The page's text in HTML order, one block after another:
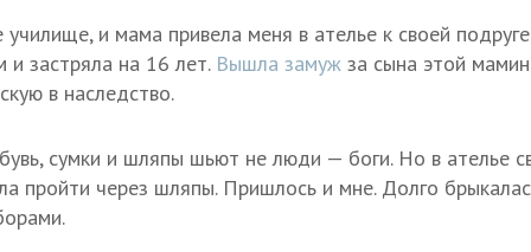
и мама привела меня в ателье к своей
и застряла на 16 лет. Вышла замуж за сына этой
в наследство.
сумки и шляпы шьют не люди — боги. Но в ателье
пройти через шляпы. Пришлось и мне. Долго